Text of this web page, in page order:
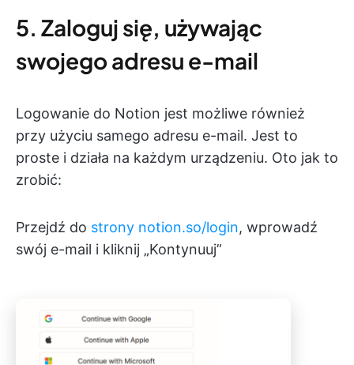
5. Zaloguj się, używając
swojego adresu e-mail
Logowanie do Notion jest możliwe również
przy użyciu samego adresu e-mail. Jest to
proste i działa na każdym urządzeniu. Oto jak to
zrobić:
Przejdź do strony notion.so/login, wprowadź
swój e-mail i kliknij „Kontynuuj”